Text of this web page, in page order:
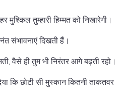
मुश्किल तुम्हारी हिम्मत को निखारेगी।
संभावनाएं दिखती हैं।
वैसे ही तुम भी निरंतर आगे बढ़ती रहो।
कि छोटी सी मुस्कान कितनी ताकतवर